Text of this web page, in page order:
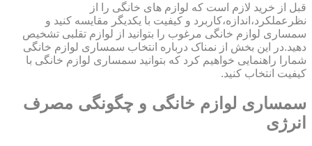
قبل از خرید لازم است که لوازم های خانگی را از
نظرعملکرد،اندازه،کاربرد و کیفیت با یکدیگر مقایسه کنید و
سمساری لوازم خانگی مرغوب را بتوانید از لوازم تقلبی تشخیص
دهید.در این بخش از نمناک درباره انتخاب سمساری لوازم خانگی
شمارا راهنمایی خواهیم کرد که بتوانید سمساری لوازم خانگی با
کیفیت انتخاب کنید.
سمساری لوازم خانگی و چگونگی مصرف
انرژی